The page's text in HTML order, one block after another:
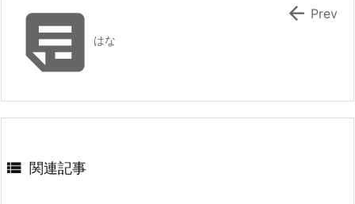
はな
 Prev
 関連記事